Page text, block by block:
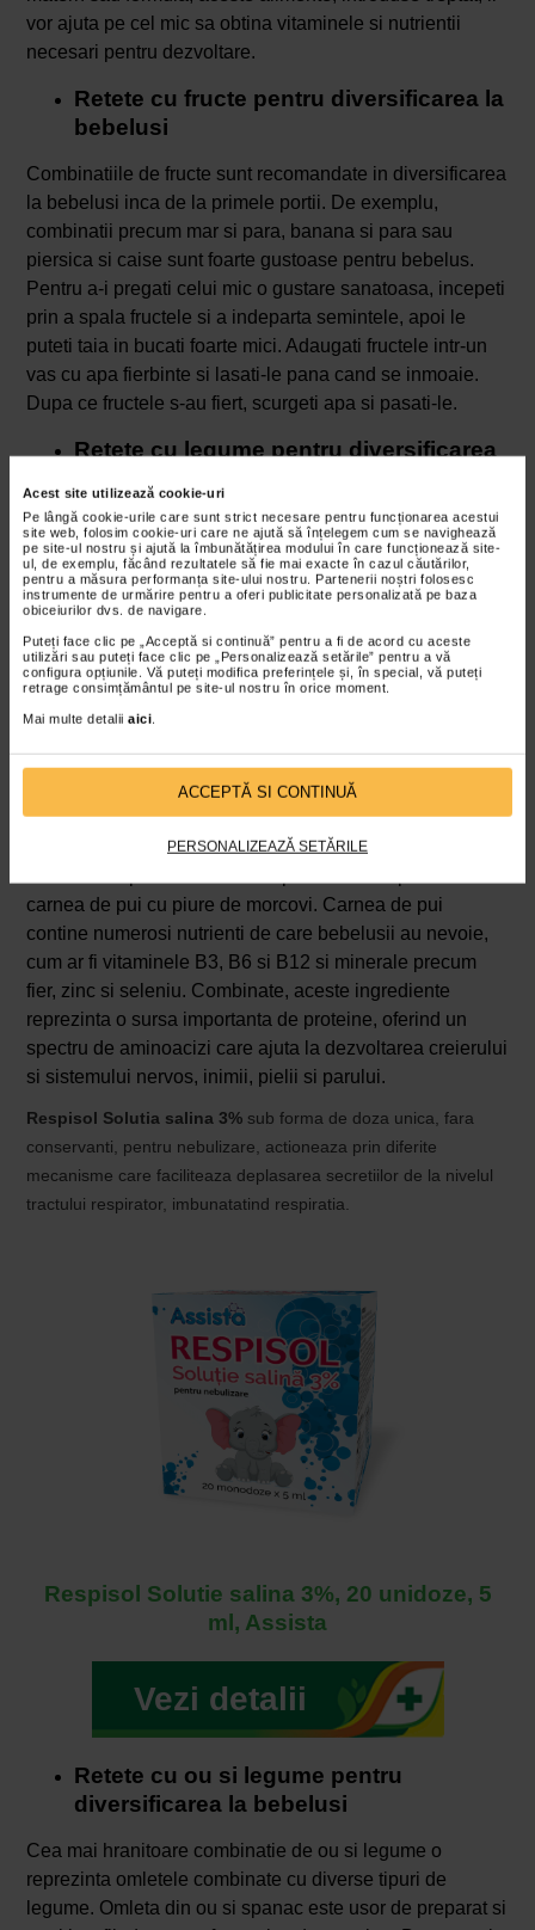
Acest site utilizează cookie-uri
Pe lângă cookie-urile care sunt strict necesare pentru funcționarea acestui
site web, folosim cookie-uri care ne ajută să înțelegem cum se navighează
pe site-ul nostru și ajută la îmbunătățirea modului în care funcționează site-
ul, de exemplu, făcând rezultatele să fie mai exacte în cazul căutărilor,
pentru a măsura performanța site-ului nostru. Partenerii noștri folosesc
instrumente de urmărire pentru a oferi publicitate personalizată pe baza
obiceiurilor dvs. de navigare.
Puteți face clic pe „Acceptă si continuă” pentru a fi de acord cu aceste
utilizări sau puteți face clic pe „Personalizează setările” pentru a vă
configura opțiunile. Vă puteți modifica preferințele și, în special, vă puteți
retrage consimțământul pe site-ul nostru în orice moment.
Mai multe detalii aici.
ACCEPTĂ SI CONTINUĂ
PERSONALIZEAZĂ SETĂRILE
vor ajuta pe cel mic sa obtina vitaminele si nutrientii
necesari pentru dezvoltare.
Retete cu fructe pentru diversificarea la
bebelusi
Combinatiile de fructe sunt recomandate in diversificarea
la bebelusi inca de la primele portii. De exemplu,
combinatii precum mar si para, banana si para sau
piersica si caise sunt foarte gustoase pentru bebelus.
Pentru a-i pregati celui mic o gustare sanatoasa, incepeti
prin a spala fructele si a indeparta semintele, apoi le
puteti taia in bucati foarte mici. Adaugati fructele intr-un
vas cu apa fierbinte si lasati-le pana cand se inmoaie.
Dupa ce fructele s-au fiert, scurgeti apa si pasati-le.
Retete cu legume pentru diversificarea
In diversificarea la bebelusi, legumele sunt si ele extrem
de importante. Combinatii de cartof cu dovleac, cartof cu
pastarnac sau cartof cu morcov sunt delicioase. Modul
de pregatire este acelasi ca in cazul piureului de fructe.
Fierbeti legumele in apa, scurgeti apa si apoi pasati-le in
blender. Acest tip de combinatii din legume pot fi servite
bebelusului inca de la primele incercari in care incepeti
diversficarea.
Retete cu carne si legume pentru
diversificarea la bebelusi
In diversificarea la bebelusi, carnea cu care puteti incepe
carnea de pui cu piure de morcovi. Carnea de pui
contine numerosi nutrienti de care bebelusii au nevoie,
cum ar fi vitaminele B3, B6 si B12 si minerale precum
fier, zinc si seleniu. Combinate, aceste ingrediente
reprezinta o sursa importanta de proteine, oferind un
spectru de aminoacizi care ajuta la dezvoltarea creierului
si sistemului nervos, inimii, pielii si parului.
Respisol Solutia salina 3%sub forma de doza unica, fara
conservanti, pentru nebulizare, actioneaza prin diferite
mecanisme care faciliteaza deplasarea secretiilor de la nivelul
tractului respirator, imbunatatind respiratia.
Respisol Solutie salina 3%, 20 unidoze, 5
ml, Assista
Vezi detalii
Retete cu ou si legume pentru
diversificarea la bebelusi
Cea mai hranitoare combinatie de ou si legume o
reprezinta omletele combinate cu diverse tipuri de
legume. Omleta din ou si spanac este usor de preparat si